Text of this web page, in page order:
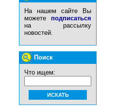
На нашем сайте Вы
можете подписаться
на рассылку
новостей.
Поиск
Что ищем: